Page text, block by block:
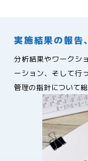
実施結果の報告
分析結果やワークシ
ーション、そして行
管理の指針について